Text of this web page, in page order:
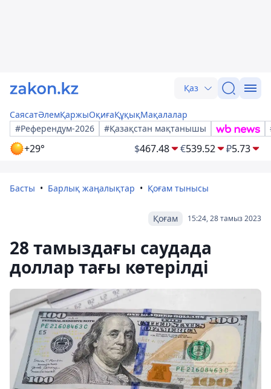
Қаз
СаясатӘлемҚаржыОқиғаҚұқықМақалалар
#Референдум-2026
#Қазақстан мақтанышы
+29° $467.48 €539.52 ₽5.73
Басты Барлық жаңалықтар Қоғам тынысы
15:24, 28 тамыз 2023
Қоғам
28 тамыздағы саудада
доллар тағы көтерілді